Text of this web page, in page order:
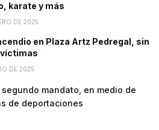
karate y más
DE 2025
en Plaza Artz Pedregal, sin
DE 2025
mandato, en medio de
de deportaciones